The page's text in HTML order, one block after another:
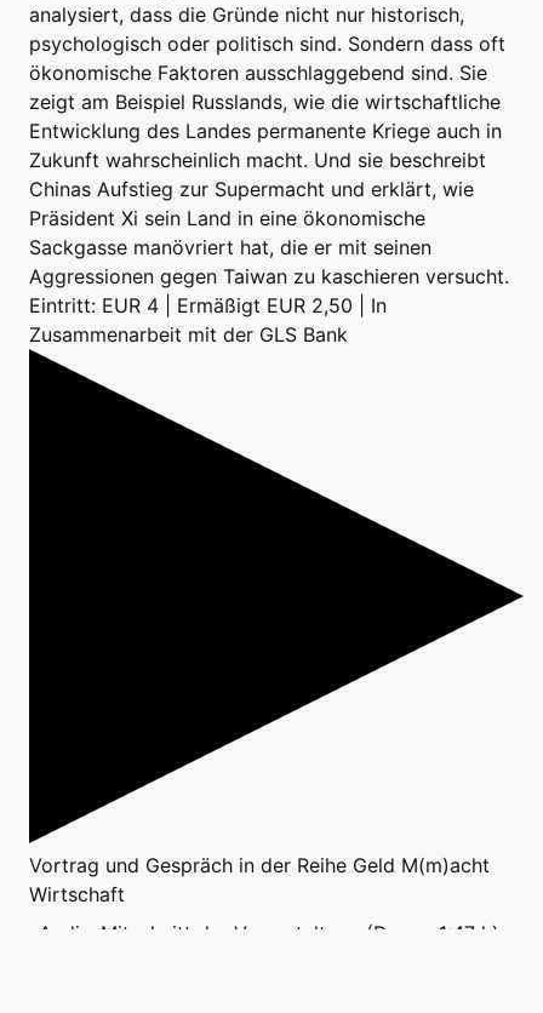
analysiert, dass die Gründe nicht nur historisch,
psychologisch oder politisch sind. Sondern dass oft
ökonomische Faktoren ausschlaggebend sind. Sie
zeigt am Beispiel Russlands, wie die wirtschaftliche
Entwicklung des Landes permanente Kriege auch in
Zukunft wahrscheinlich macht. Und sie beschreibt
Chinas Aufstieg zur Supermacht und erklärt, wie
Präsident Xi sein Land in eine ökonomische
Sackgasse manövriert hat, die er mit seinen
Aggressionen gegen Taiwan zu kaschieren versucht.
Eintritt: EUR 4 | Ermäßigt EUR 2,50 | In
Zusammenarbeit mit der GLS Bank
Vortrag und Gespräch in der Reihe Geld M(m)acht
Wirtschaft
Audio-Mitschnitt der Veranstaltung (Dauer: 1:47 h):